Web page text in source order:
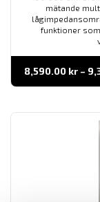
mätande
funktioner
8,590.00 kr –